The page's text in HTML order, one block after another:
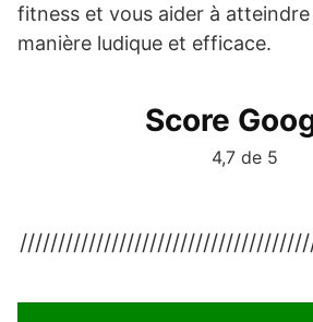
fitness et vous aider à
manière ludique et efficace.
Score
4,7 de 5